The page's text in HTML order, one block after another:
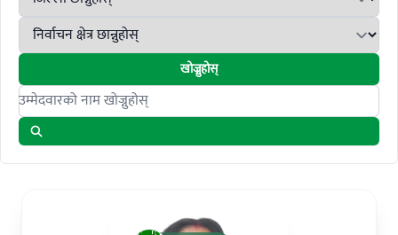
खोज्नुहोस्
Search candidates